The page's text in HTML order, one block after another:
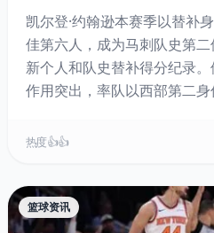
凯尔登·约翰逊本赛季以替补
佳第六人，成为马刺队史第
新个人和队史替补得分纪录
作用突出，率队以西部第二
留引人关注。
热度 👍👍
篮球资讯